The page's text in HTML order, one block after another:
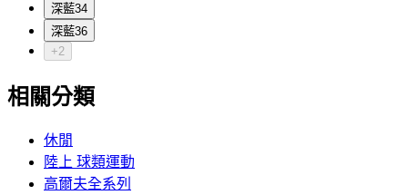
深藍34
深藍36
+2
相關分類
休閒
陸上 球類運動
高爾夫全系列